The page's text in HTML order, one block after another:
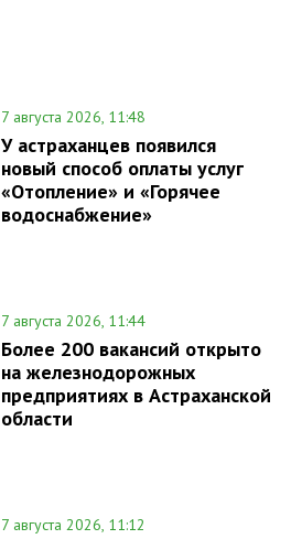
7 августа 2026, 11:48
У астраханцев появился
новый способ оплаты услуг
«Отопление» и «Горячее
водоснабжение»
7 августа 2026, 11:44
Более 200 вакансий открыто
на железнодорожных
предприятиях в Астраханской
области
7 августа 2026, 11:12